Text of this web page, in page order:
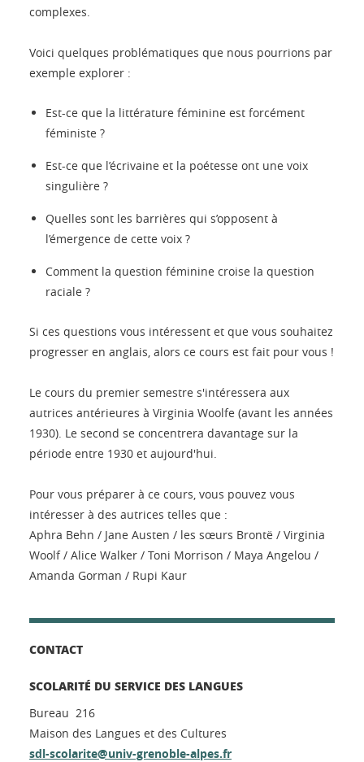
complexes.
Voici quelques problématiques que nous pourrions par
exemple explorer :
Est-ce que la littérature féminine est forcément
féministe ?
Est-ce que l’écrivaine et la poétesse ont une voix
singulière ?
Quelles sont les barrières qui s’opposent à
l’émergence de cette voix ?
Comment la question féminine croise la question
raciale ?
Si ces questions vous intéressent et que vous souhaitez
progresser en anglais, alors ce cours est fait pour vous !
Le cours du premier semestre s'intéressera aux
autrices antérieures à Virginia Woolfe (avant les années
1930). Le second se concentrera davantage sur la
période entre 1930 et aujourd'hui.
Pour vous préparer à ce cours, vous pouvez vous
intéresser à des autrices telles que :
Aphra Behn / Jane Austen / les sœurs Brontë / Virginia
Woolf / Alice Walker / Toni Morrison / Maya Angelou /
Amanda Gorman / Rupi Kaur
CONTACT
SCOLARITÉ DU SERVICE DES LANGUES
Bureau 216
Maison des Langues et des Cultures
sdl-scolarite@univ-grenoble-alpes.fr